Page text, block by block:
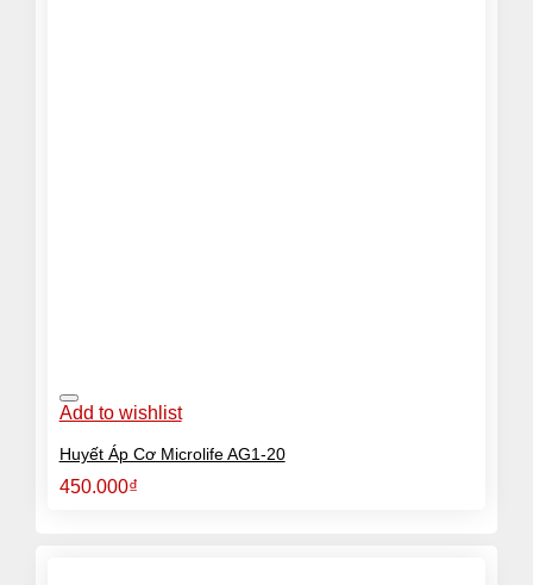
Add to wishlist
Huyết Áp Cơ Microlife AG1-20
450.000₫